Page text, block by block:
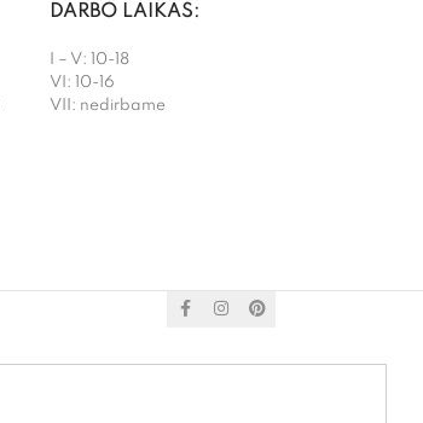
DARBO LAIKAS:
I – V: 10-18
VI: 10-16
VII: nedirbame